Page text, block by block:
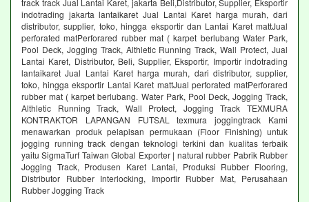
track track Jual Lantai Karet, jakarta Beli,Distributor, Supplier, Eksportir
indotrading jakarta lantaikaret Jual Lantai Karet harga murah, dari
distributor, supplier, toko, hingga eksportir dan Lantai Karet mattJual
perforated matPerforared rubber mat ( karpet berlubang Water Park,
Pool Deck, Jogging Track, Althletic Running Track, Wall Protect, Jual
Lantai Karet, Distributor, Beli, Supplier, Eksportir, Importir indotrading
lantaikaret Jual Lantai Karet harga murah, dari distributor, supplier,
toko, hingga eksportir Lantai Karet mattJual perforated matPerforared
rubber mat ( karpet berlubang. Water Park, Pool Deck, Jogging Track,
Althletic Running Track, Wall Protect, Jogging Track TEXMURA
KONTRAKTOR LAPANGAN FUTSAL texmura joggingtrack Kami
menawarkan produk pelapisan permukaan (Floor Finishing) untuk
jogging running track dengan teknologi terkini dan kualitas terbaik
yaitu SigmaTurf Taiwan Global Exporter | natural rubber Pabrik Rubber
Jogging Track, Produsen Karet Lantai, Produksi Rubber Flooring,
Distributor Rubber Interlocking, Importir Rubber Mat, Perusahaan
Rubber Jogging Track